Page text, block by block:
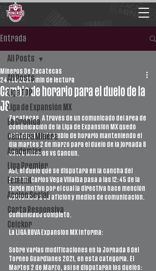
Entrada
All Posts
Liga TDP
Liga de Expansión MX
La Crónica
Cantera Minera
Academias
Liga Premier
Femenil
Acción Social
Carta Responsiva
Ceickor
All Posts
Cambio de horario para el duelo de la
J8
Mineros De Zacatecas
24 feb 2021 1 min de lectura
Zacatecas. A través de un comunicado del área de
comunicación de la Liga de Expansión MX quedó
establecido el cambio de horario manteniendo el
día martes 2 de marzo para el duelo de la jornada 8
entre Mineros vs Cancún.
Así, el duelo que se disputará en la cancha del
Estadio Carlos Vega Villalba pasa a las 12:45 de la
tarde motivo por el cual la directiva hace mención
del cambió a su afición y medios de comunicación.
Comunicado completo.
La LIGA BBVA Expansión MX Informa:
Sobre varias modificaciones en la Jornada 8 del
Torneo Guard1anes 2021, en esta categoría. El
Martes 2 de Marzo, así se disputarán los duelos: